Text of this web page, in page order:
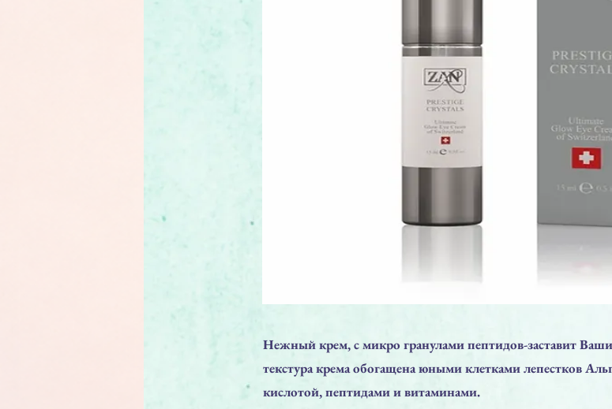
Нежный крем, с микро гранулами пептидов-заставит
текстура крема обогащена юными клетками лепестков
кислотой, пептидами и витаминами.